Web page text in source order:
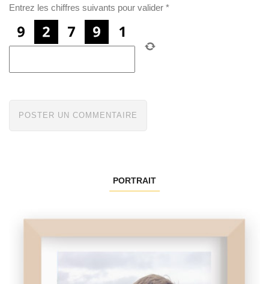
Entrez les chiffres suivants pour valider *
PORTRAIT